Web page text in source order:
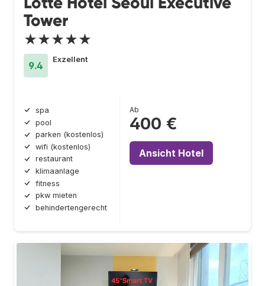
Tower
★★★★★
9.4
Exzellent
spa
pool
parken (kostenlos)
wifi (kostenlos)
restaurant
klimaanlage
fitness
pkw mieten
behindertengerecht
Ab
400 €
Ansicht Hotel